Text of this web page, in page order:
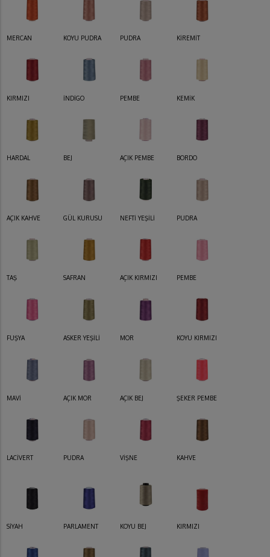
MERCAN KOYU PUDRA PUDRA KİREMİT
KIRMIZI İNDİGO PEMBE KEMİK
HARDAL BEJ AÇIK PEMBE BORDO
AÇIK KAHVE GÜL KURUSU NEFTİ YEŞİLİ PUDRA
TAŞ SAFRAN AÇIK KIRMIZI PEMBE
FUŞYA ASKER YEŞİLİ MOR KOYU KIRMIZI
MAVİ AÇIK MOR AÇIK BEJ ŞEKER PEMBE
LACİVERT PUDRA VİŞNE KAHVE
SİYAH PARLAMENT KOYU BEJ KIRMIZI